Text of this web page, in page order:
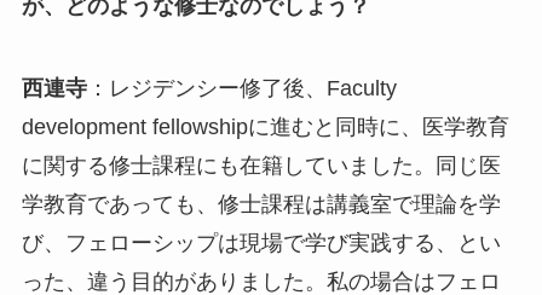
が、どのような修士なのでしょう？
西連寺：レジデンシー修了後、Faculty
development fellowshipに進むと同時に、医学教育
に関する修士課程にも在籍していました。同じ医
学教育であっても、修士課程は講義室で理論を学
び、フェローシップは現場で学び実践する、とい
った、違う目的がありました。私の場合はフェロ